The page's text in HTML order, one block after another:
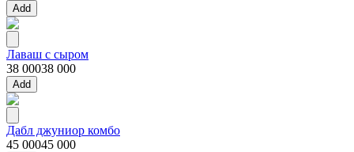
Add
Лаваш с сыром
38 00038 000
Add
Дабл джуниор комбо
45 00045 000